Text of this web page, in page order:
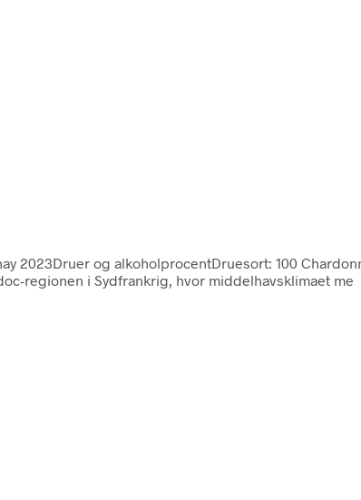
2023Druer og alkoholprocentDruesort: 100
regionen i Sydfrankrig, hvor middelhavsklimaet me